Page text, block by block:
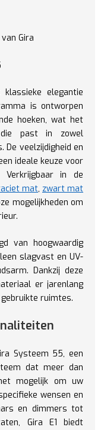
Gira
klassieke elegantie
is ontworpen
hoeken, wat het
past in zowel
veelzijdigheid en
ideale keuze voor
Verkrijgbaar in de
mat, zwart mat
mogelijkheden om
van hoogwaardig
slagvast en UV-
Dankzij deze
er jarenlang
ruimtes.
Systeem 55, een
dat meer dan
mogelijk om uw
wensen en
en dimmers tot
Gira E1 biedt